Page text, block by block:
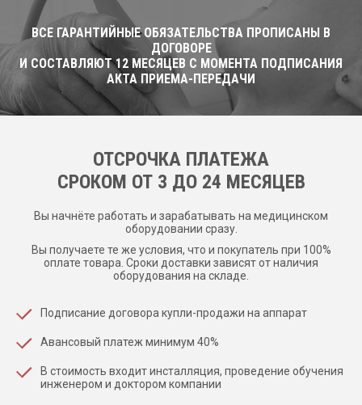
ВСЕ ГАРАНТИЙНЫЕ ОБЯЗАТЕЛЬСТВА ПРОПИСАНЫ В
ДОГОВОРЕ
И СОСТАВЛЯЮТ 12 МЕСЯЦЕВ С МОМЕНТА ПОДПИСАНИЯ
АКТА ПРИЕМА-ПЕРЕДАЧИ
ОТСРОЧКА ПЛАТЕЖА
CРОКОМ ОТ 3 ДО 24 МЕСЯЦЕВ
Вы начнёте работать и зарабатывать на медицинском
оборудовании сразу.
Вы получаете те же условия, что и покупатель при 100%
оплате товара. Сроки доставки зависят от наличия
оборудования на складе.
Подписание договора купли-продажи на аппарат
Авансовый платеж минимум 40%
В стоимость входит инсталляция, проведение обучения
инженером и доктором компании